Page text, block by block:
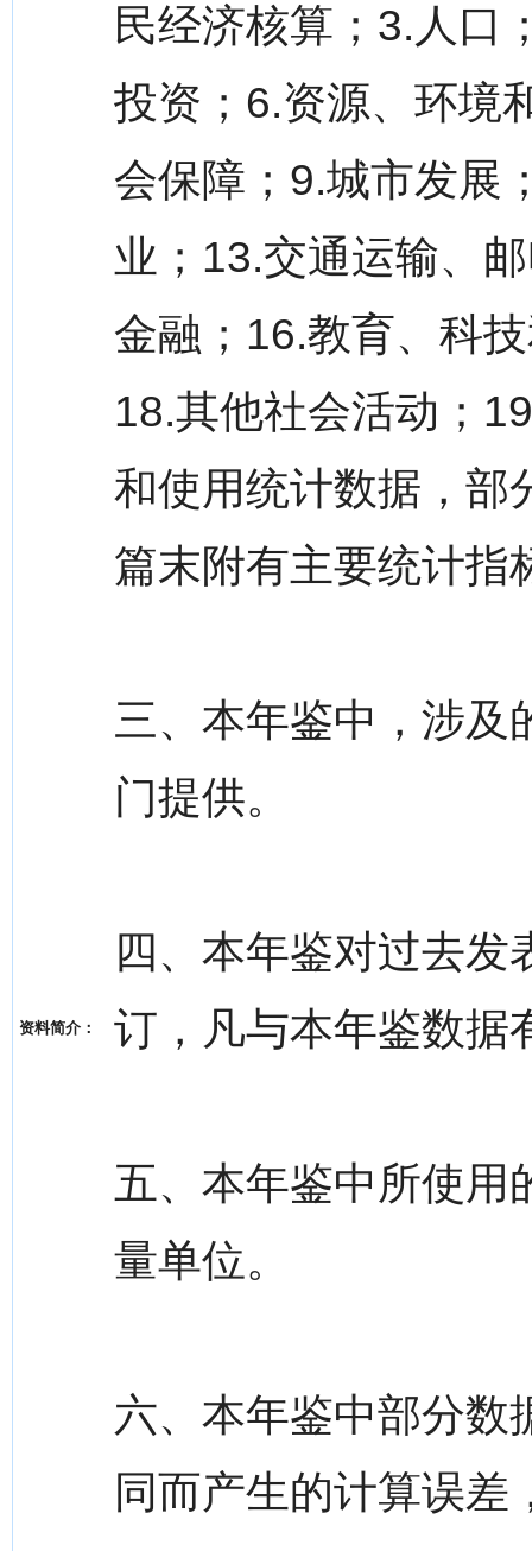
资料简介：
民经济核算；3.人口
投资；6.资源、环境
会保障；9.城市发展
业；13.交通运输、
金融；16.教育、科
18.其他社会活动；
和使用统计数据，部
篇末附有主要统计指
三、本年鉴中，涉及
门提供。
四、本年鉴对过去
订，凡与本年鉴数据
五、本年鉴中所使用
量单位。
六、本年鉴中部分数
同而产生的计算误差